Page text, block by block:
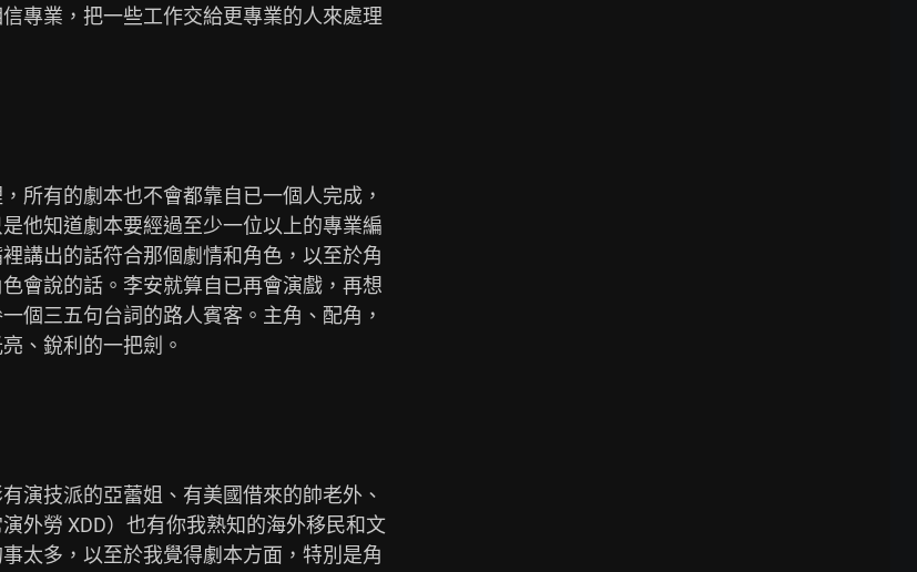
專業，把一些工作交給更專業的人來處理
所有的劇本也不會都靠自已一個人完成，
他知道劇本要經過至少一位以上的專業編
講出的話符合那個劇情和角色，以至於角
會說的話。李安就算自已再會演戲，再想
個三五句台詞的路人賓客。主角、配角，
、銳利的一把劍。
演技派的亞蕾姐、有美國借來的帥老外、
外勞 XDD）也有你我熟知的海外移民和文
太多，以至於我覺得劇本方面，特別是角